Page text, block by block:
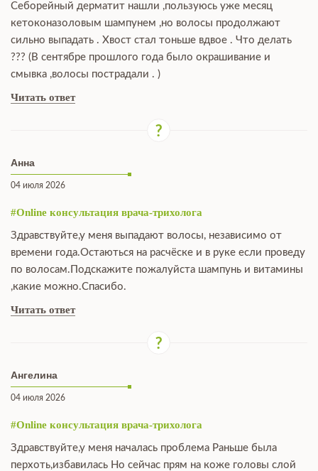
Себорейный дерматит нашли ,пользуюсь уже месяц
кетоконазоловым шампунем ,но волосы продолжают
сильно выпадать . Хвост стал тоньше вдвое . Что делать
??? (В сентябре прошлого года было окрашивание и
смывка ,волосы пострадали . )
Читать ответ
Анна
04 июля 2026
#Online консультация врача-трихолога
Здравствуйте,у меня выпадают волосы, независимо от
времени года.Остаються на расчёске и в руке если проведу
по волосам.Подскажите пожалуйста шампунь и витамины
,какие можно.Спасибо.
Читать ответ
Ангелина
04 июля 2026
#Online консультация врача-трихолога
Здравствуйте,у меня началась проблема Раньше была
перхоть,избавилась Но сейчас прям на коже головы слой